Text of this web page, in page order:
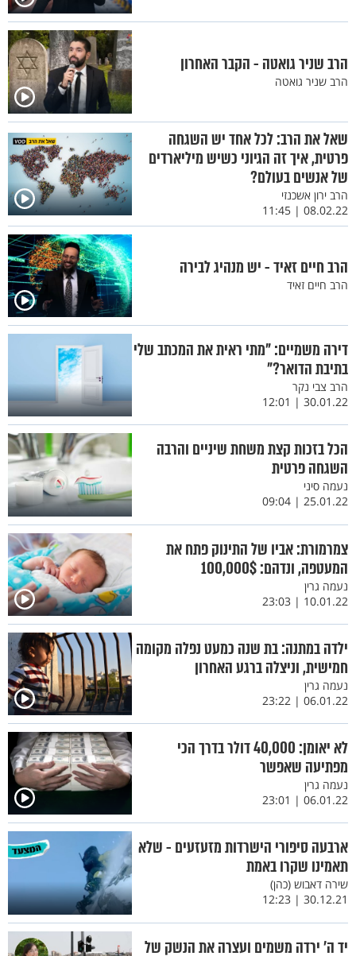
הרב שניר גואטה - הקבר האחרון
הרב שניר גואטה
שאל את הרב: לכל אחד יש השגחה
פרטית, איך זה הגיוני כשיש מיליארדים
של אנשים בעולם?
הרב ירון אשכנזי
08.02.22 | 11:45
הרב חיים זאיד - יש מנהיג לבירה
הרב חיים זאיד
דירה משמיים: "מתי ראית את המכתב שלי
בתיבת הדואר?"
הרב צבי נקר
30.01.22 | 12:01
הכל בזכות קצת משחת שיניים והרבה
השגחה פרטית
נעמה סיני
25.01.22 | 09:04
צמרמורת: אביו של התינוק פתח את
המעטפה, ונדהם: 100,000$
נעמה גרין
10.01.22 | 23:03
ילדה במתנה: בת שנה כמעט נפלה מקומה
חמישית, וניצלה ברגע האחרון
נעמה גרין
06.01.22 | 23:22
לא יאומן: 40,000 דולר בדרך הכי
מפתיעה שאפשר
נעמה גרין
06.01.22 | 23:01
ארבעה סיפורי הישרדות מזעזעים - שלא
תאמינו שקרו באמת
שירה דאבוש (כהן)
30.12.21 | 12:23
יד ה' ירדה משמים ועצרה את הנשק של